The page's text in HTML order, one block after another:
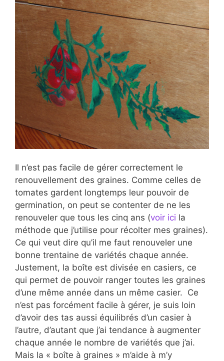
Il n’est pas facile de gérer correctement le
renouvellement des graines. Comme celles de
tomates gardent longtemps leur pouvoir de
germination, on peut se contenter de ne les
renouveler que tous les cinq ans (voir ici la
méthode que j’utilise pour récolter mes graines).
Ce qui veut dire qu’il me faut renouveler une
bonne trentaine de variétés chaque année.
Justement, la boîte est divisée en casiers, ce
qui permet de pouvoir ranger toutes les graines
d’une même année dans un même casier. Ce
n’est pas forcément facile à gérer, je suis loin
d’avoir des tas aussi équilibrés d’un casier à
l’autre, d’autant que j’ai tendance à augmenter
chaque année le nombre de variétés que j’ai.
Mais la « boîte à graines » m’aide à m’y